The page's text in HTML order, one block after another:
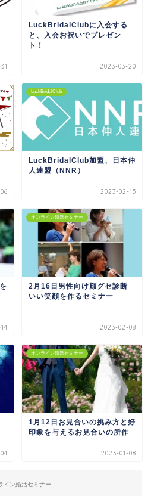
LuckBridalClubに入会する
と、入会お祝いでプレゼン
ト！
2023-03-20
LuckBridalClub
LuckBridalClub加盟、日本仲
人連盟（NNR）
2023-02-15
オンライン婚活セミナー
2月16日男性向け顔グセ診断
いい笑顔を作るセミナー
2023-02-08
オンライン婚活セミナー
1月12日お見合いの挑み方と好
印象を与えるお見合いの所作
2023-01-08
イン婚活セミナー